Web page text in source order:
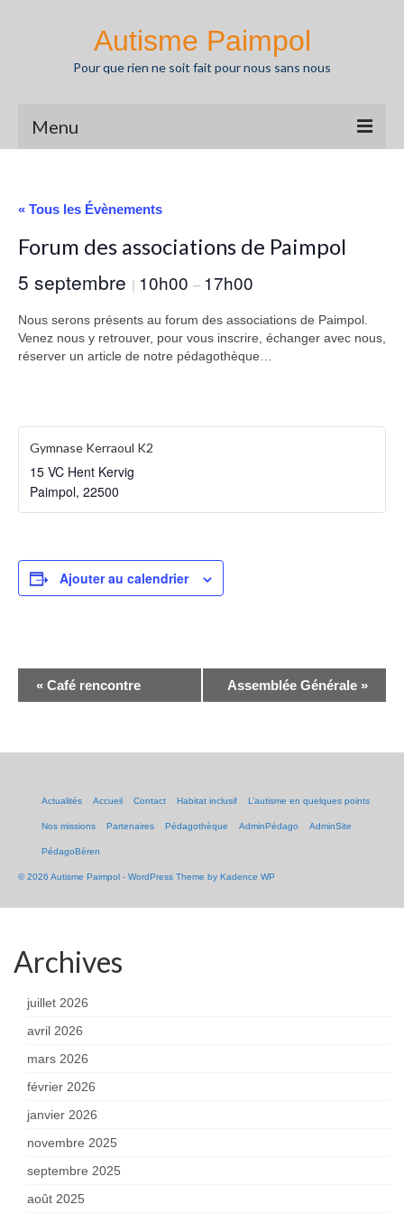
Autisme Paimpol
Pour que rien ne soit fait pour nous sans nous
Menu
Agenda
L’autisme
Nos missions
Partenaires
Ressources
Contact
« Tous les Évènements
Forum des associations de Paimpol
5 septembre | 10h00 – 17h00
Nous serons présents au forum des associations de Paimpol.
Venez nous y retrouver, pour vous inscrire, échanger avec nous,
réserver un article de notre pédagothèque…
Gymnase Kerraoul K2
15 VC Hent Kervig
Paimpol, 22500
Ajouter au calendrier
Navigation
« Café rencontre Assemblée Générale »
Actualités Accueil Contact Habitat inclusif L’autisme en quelques points
Nos missions Partenaires Pédagothèque AdminPédago AdminSite
PédagoBéren
© 2026 Autisme Paimpol - WordPress Theme by Kadence WP
Archives
juillet 2026
avril 2026
mars 2026
février 2026
janvier 2026
novembre 2025
septembre 2025
août 2025